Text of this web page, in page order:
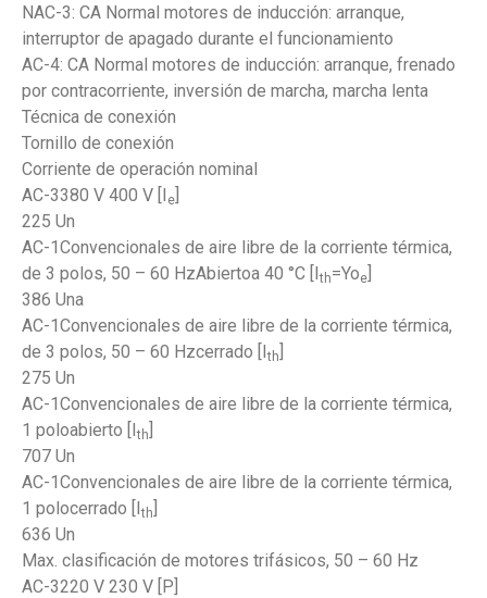
NAC-3: CA Normal motores de inducción: arranque,
interruptor de apagado durante el funcionamiento
AC-4: CA Normal motores de inducción: arranque, frenado
por contracorriente, inversión de marcha, marcha lenta
Técnica de conexión
Tornillo de conexión
Corriente de operación nominal
AC-3380 V 400 V [I e
225 Un
AC-1Convencionales de aire libre de la corriente térmica,
de 3 polos, 50 – 60 HzAbiertoa 40 °C [Ith=Yoe
386 Una
AC-1Convencionales de aire libre de la corriente térmica,
de 3 polos, 50 – 60 Hzcerrado [Ith
275 Un
AC-1Convencionales de aire libre de la corriente térmica,
1 poloabierto [Ith
707 Un
AC-1Convencionales de aire libre de la corriente térmica,
1 polocerrado [Ith
636 Un
Max. clasificación de motores trifásicos, 50 – 60 Hz
AC-3220 V 230 V [P]